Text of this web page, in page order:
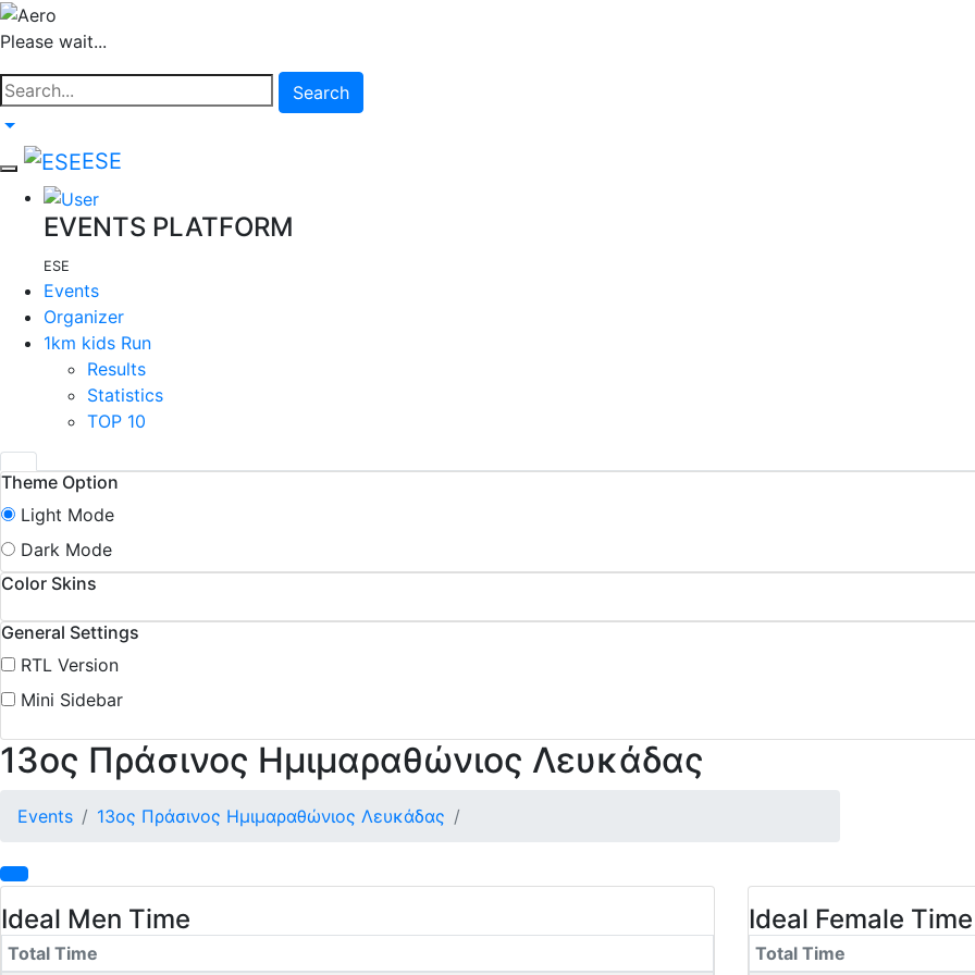
Please wait...
Search
ESE
EVENTS PLATFORM
ESE
Events
Organizer
1km kids Run
Results
Statistics
TOP 10
Theme Option
Light Mode
Dark Mode
Color Skins
General Settings
RTL Version
Mini Sidebar
13ος Πράσινος Ημιμαραθώνιος Λευκάδας
Events 13ος Πράσινος Ημιμαραθώνιος Λευκάδας
Ideal Men Time
Total Time
Ideal Female Time
Total Time